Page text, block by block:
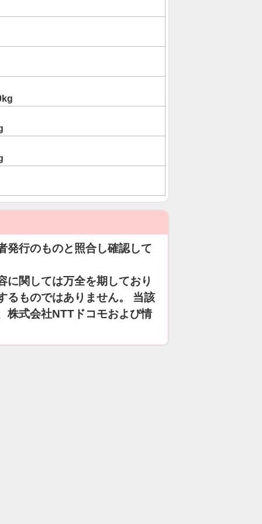
発行のものと照合し確認して
に関しては万全を期しており
るものではありません。 当該
株式会社NTTドコモおよび情